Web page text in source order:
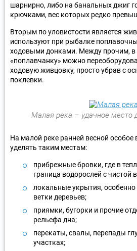
шарнирно, либо на банальных джиг
крючками, вес которых редко
Вторым по уловистости является
используют при рыбалке
ходовыми донками. Между прочим,
«поплавчанку» можно
ходовую живцовку, просто убрав с
поклевки.
Малая река – удачное место
На малой реке ранней весной особое
уделять таким местам:
прибрежные бровки, где в
граница водорослей с чистой
локальные укрытия,
ветки деревьев;
приямки, бугорки и прочие
рельефа дна;
перекаты, свалы, перепады
участках;